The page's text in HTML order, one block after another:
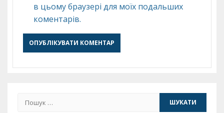
в цьому браузері для моїх подальших
коментарів.
Пошук: